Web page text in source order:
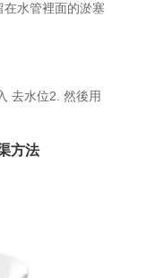
水管裡面的淤塞
去水位2. 然後用
方法